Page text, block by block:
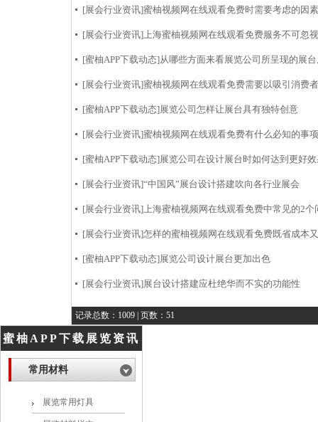
[展会行业资讯]蜜柚视频网在线观看免费时需要考虑的因
[展会行业资讯]上海蜜柚视频网在线观看免费服务不可忽
[蜜柚APP下载动态]从哪些方面来看展览公司所呈现的展
[展会行业资讯]蜜柚视频网在线观看免费需要以吸引消费
[蜜柚APP下载动态]展览公司怎样让展台具有独特创意
[展会行业资讯]蜜柚视频网在线观看免费有什么必知的事项
[蜜柚APP下载动态]展览公司在设计展台时如何达到更好
[展会行业资讯]“中国风”展台设计搭建吹向各行业展会
[展会行业资讯]上海蜜柚视频网在线观看免费中常见的2个
[展会行业资讯]怎样的蜜柚视频网在线观看免费既省成本
[蜜柚APP下载动态]展览公司设计展台更加出色
[展会行业资讯]展台设计搭建应杜绝华而不实的功能性
记录总数：1009 | 页数：51
蜜柚APP下载展览资讯
常用材料
展览常用灯具